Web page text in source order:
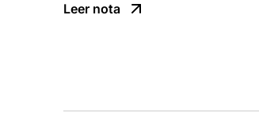
Leer nota